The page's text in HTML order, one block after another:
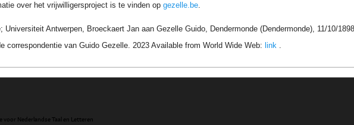
over het vrijwilligersproject is te vinden opgezelle.be.
Universiteit Antwerpen, Broeckaert Jan aan Gezelle Guido, Dendermonde (Dendermonde), 11/10/
correspondentie van Guido Gezelle. 2023 Available from World Wide Web: link .
voor Nederlandse Taal en Letteren